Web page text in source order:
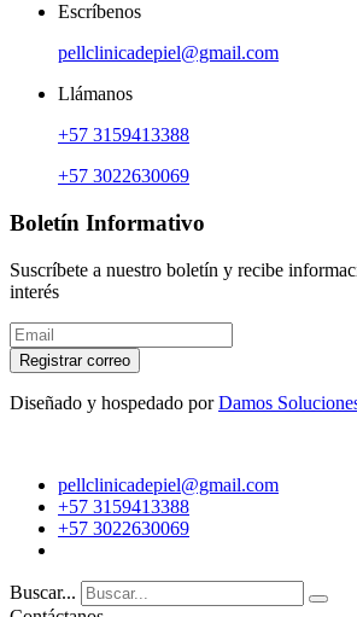
Escríbenos
pellclinicadepiel@gmail.com
Llámanos
+57 3159413388
+57 3022630069
Boletín Informativo
Suscríbete a nuestro boletín y recibe
interés
Registrar correo
Diseñado y hospedado porDamos
pellclinicadepiel@gmail.com
+57 3159413388
+57 3022630069
Buscar...